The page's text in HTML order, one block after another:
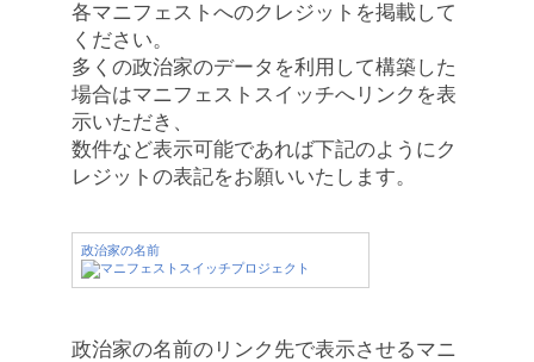
各マニフェストへのクレジットを掲載して
ください。
多くの政治家のデータを利用して構築した
場合はマニフェストスイッチへリンクを表
示いただき、
数件など表示可能であれば下記のようにク
レジットの表記をお願いいたします。
政治家の名前
政治家の名前のリンク先で表示させるマニ